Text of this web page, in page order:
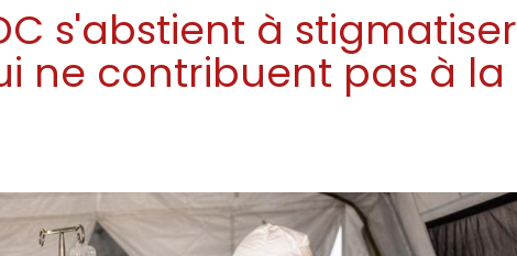
s'abstient à stigmatiser
ne contribuent pas à la